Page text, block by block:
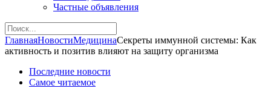
Частные объявления
ГлавнаяНовостиМедицинаСекреты иммунной системы: Как
активность и позитив влияют на защиту организма
Последние новости
Самое читаемое